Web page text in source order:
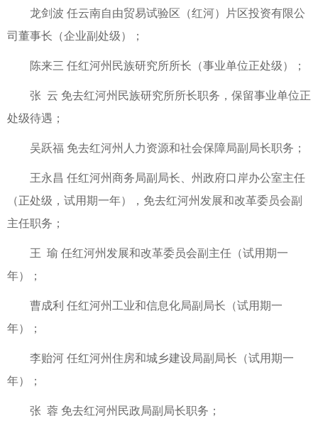
龙剑波 任云南自由贸易试验区（红河）片区投资有限公
司董事长（企业副处级）；
陈来三 任红河州民族研究所所长（事业单位正处级）；
张 云 免去红河州民族研究所所长职务，保留事业单位正
处级待遇；
吴跃福 免去红河州人力资源和社会保障局副局长职务；
王永昌 任红河州商务局副局长、州政府口岸办公室主任
（正处级，试用期一年），免去红河州发展和改革委员会副
主任职务；
王 瑜 任红河州发展和改革委员会副主任（试用期一
年）；
曹成利 任红河州工业和信息化局副局长（试用期一
年）；
李贻河 任红河州住房和城乡建设局副局长（试用期一
年）；
张 蓉 免去红河州民政局副局长职务；